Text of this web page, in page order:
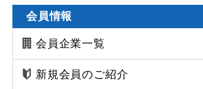
会員情報
会員企業一覧
新規会員のご紹介